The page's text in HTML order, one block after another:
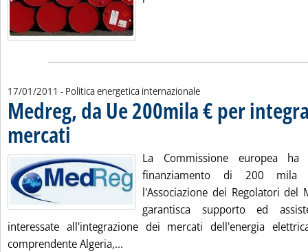
17/01/2011 - Politica energetica internazionale
Medreg, da Ue 200mila € per
mercati . Pubblicata lunedì 17 gennaio 2011 alle 15.10.
La Commissione europea
finanziamento di 200 mila
l'Associazione dei Regolatori del
garantisca supporto ed
interessate all'integrazione dei mercati dell'energia
comprendente Algeria,...